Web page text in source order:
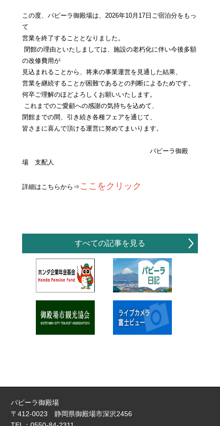
この度、パビーラ御殿場は、 2026年10月 17日ご宿泊分を もっ
て
営業を終了することとなりました。
閉館の理由といたしましては、施設の老朽化に伴い今後多額
の改修費用が
見込まれることから、将来の事業運営を見通した結果、
営業を継続することが困難であると の判断によるためです。
何卒ご理解のほどよろしくお願いいたします。
これまでのご愛顧への感謝の気持ちを込めて、
閉館までの間 、引き続き 各種フェアを通じて、
皆さまに喜んで頂ける運営に努めて まいります。
パビーラ御殿
場 支配人
詳細はこちらから⇒ ここをクリック
すべての記事を見る
パビーラ御殿場
〒412-0023 静岡県御殿場市深沢2456